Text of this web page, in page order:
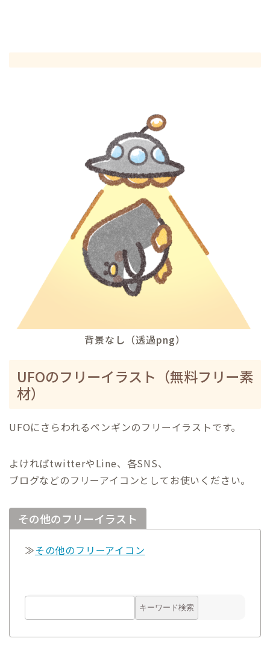
背景なし（透過png）
UFOのフリーイラスト（無料フリー素
材）
UFOにさらわれるペンギンのフリーイラストです。
よければtwitterやLine、各SNS、
ブログなどのフリーアイコンとしてお使いください。
その他のフリーイラスト
≫その他のフリーアイコン